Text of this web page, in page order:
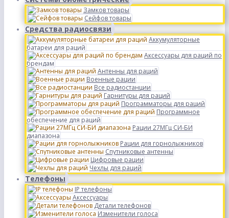
Замков товары
Сейфов товары
Средства радиосвязи
Аккумуляторные
батареи для раций
Аксессуары для раций по
брендам
Антенны для раций
Военные рации
Все радиостанции
Гарнитуры для раций
Программаторы для раций
Программное
обеспечение для раций
Рации 27МГц СИ-БИ
диапазона
Рации для горнолыжников
Спутниковые антенны
Цифровые рации
Чехлы для раций
Телефоны
IP телефоны
Аксессуары
Детали телефонов
Изменители голоса